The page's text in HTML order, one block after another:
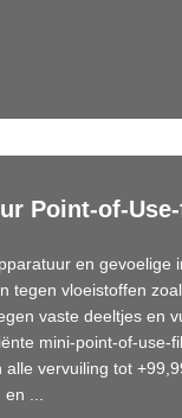
Point-of-
en gevoelige
tegen vloeistoffen
vaste deeltjes en
mini-point-of-use-
alle vervuiling tot
...